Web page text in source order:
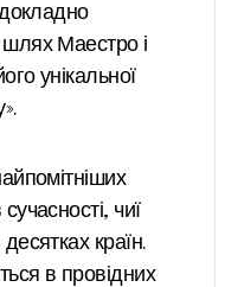
докладно
шлях Маестро і
унікальної
чиї
країн.
в провідних